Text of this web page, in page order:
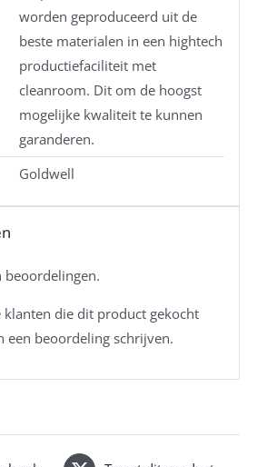
worden geproduceerd uit de
beste materialen in een hightech
productiefaciliteit met
cleanroom. Dit om de hoogst
mogelijke kwaliteit te kunnen
garanderen.
Goldwell
beoordelingen.
klanten die dit product gekocht
een beoordeling schrijven.